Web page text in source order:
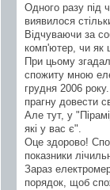
Одного разу під
виявилося
Відчуваючи за
комп'ютер, чи як
При цьому
спожиту мною
грудня 2006
прагну довести
Але тут, у
які у вас є".
Оце здорово!
показники
Зараз
порядок, щоб